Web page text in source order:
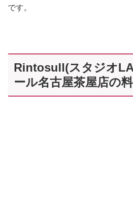
です。
Rintosull(スタジオ
ール名古屋茶屋店の